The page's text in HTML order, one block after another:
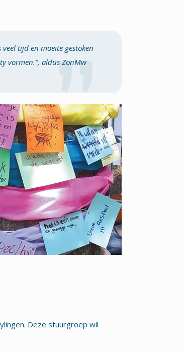
tijd en moeite gestoken
vormen.”, aldus ZonMw
Deze stuurgroep wil